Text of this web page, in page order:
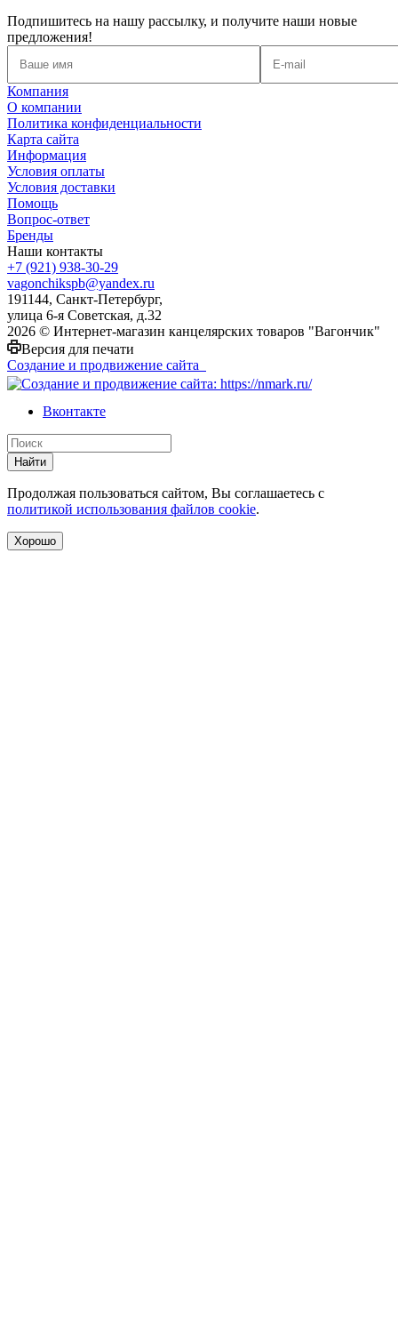
Подпишитесь на нашу рассылку, и получите наши новые
предложения!
Компания
О компании
Политика конфиденциальности
Карта сайта
Информация
Условия оплаты
Условия доставки
Помощь
Вопрос-ответ
Бренды
Наши контакты
+7 (921) 938-30-29
vagonchikspb@yandex.ru
191144, Санкт-Петербург,
улица 6-я Советская, д.32
2026 © Интернет-магазин канцелярских товаров "Вагончик"
Версия для печати
Создание и продвижение сайта
Вконтакте
Найти
Продолжая пользоваться сайтом, Вы соглашаетесь с
политикой использования файлов cookie.
Хорошо